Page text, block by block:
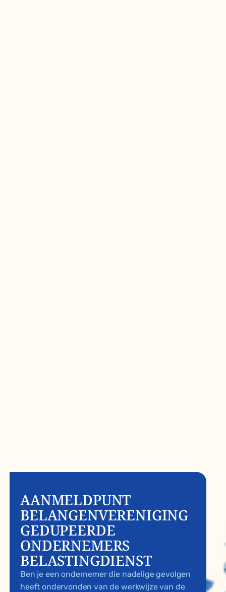
AANMELDPUNT
BELANGENVERENIGING
GEDUPEERDE
ONDERNEMERS
BELASTINGDIENST
Ben je een ondernemer die nadelige gevolgen
heeft ondervonden van de werkwijze van de